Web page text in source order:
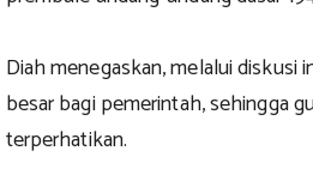
Diah menegaskan, melalui diskusi
besar bagi pemerintah, sehingga
terperhatikan.